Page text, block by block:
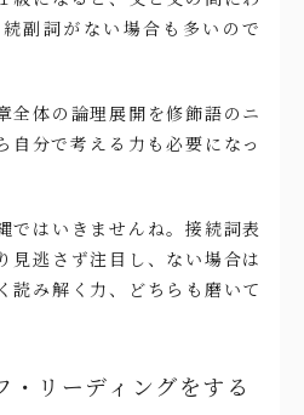
副詞がない場合も多いので
全体の論理展開を修飾語のニ
自分で考える力も必要になっ
ではいきませんね。接続詞表
見逃さず注目し、ない場合は
読み解く力、どちらも磨いて
リーディングをする